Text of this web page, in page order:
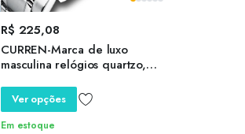
R$ 225,08
CURREN-Marca de luxo
masculina relógios quartzo,
aço inoxidável, relógio de pulso
Big Dial com data
Ver opções
Em estoque